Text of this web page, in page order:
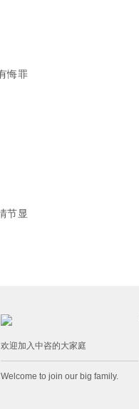
悔罪
节显
欢迎加入中咨的大家庭
Welcome to join our big family.